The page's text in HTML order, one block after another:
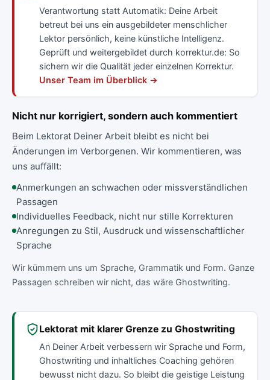
Verantwortung statt Automatik: Deine Arbeit
betreut bei uns ein ausgebildeter menschlicher
Lektor persönlich, keine künstliche Intelligenz.
Geprüft und weitergebildet durch korrektur.de: So
sichern wir die Qualität jeder einzelnen Korrektur.
Unser Team im Überblick →
Nicht nur korrigiert, sondern auch kommentiert
Beim Lektorat Deiner Arbeit bleibt es nicht bei
Änderungen im Verborgenen. Wir kommentieren, was
uns auffällt:
Anmerkungen an schwachen oder missverständlichen
Passagen
Individuelles Feedback, nicht nur stille Korrekturen
Anregungen zu Stil, Ausdruck und wissenschaftlicher
Sprache
Wir kümmern uns um Sprache, Grammatik und Form. Ganze
Passagen schreiben wir nicht, das wäre Ghostwriting.
Lektorat mit klarer Grenze zu Ghostwriting
An Deiner Arbeit verbessern wir Sprache und Form,
Ghostwriting und inhaltliches Coaching gehören
bewusst nicht dazu. So bleibt die geistige Leistung